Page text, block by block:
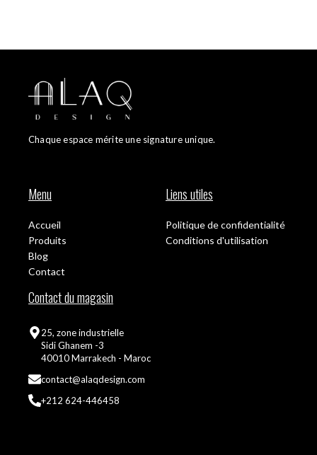
Chaque espace mérite une signature unique.
Menu
Accueil
Produits
Blog
Contact
Liens utiles
Politique de confidentialité
Conditions d'utilisation
Contact du magasin
25, zone industrielle
Sidi Ghanem -3
40010 Marrakech - Maroc
contact@alaqdesign.com
+212 624-446458